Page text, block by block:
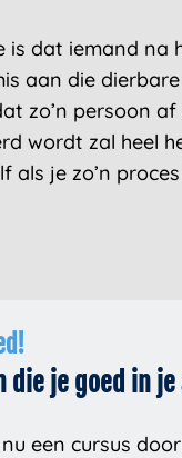
is dat iemand na
aan die
zo’n persoon
wordt zal heel
als je zo’n
die je goed in
een cursus